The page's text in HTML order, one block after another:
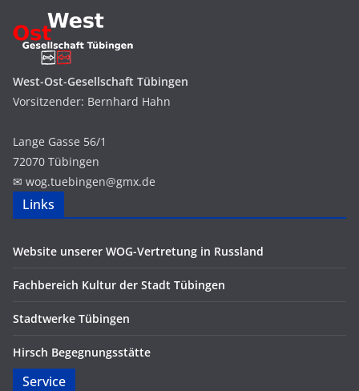
West-Ost-Gesellschaft Tübingen
Vorsitzender: Bernhard Hahn
Lange Gasse 56/1
72070 Tübingen
✉ wog.tuebingen@gmx.de
Links
Website unserer WOG-Vertretung in Russland
Fachbereich Kultur der Stadt Tübingen
Stadtwerke Tübingen
Hirsch Begegnungsstätte
Service